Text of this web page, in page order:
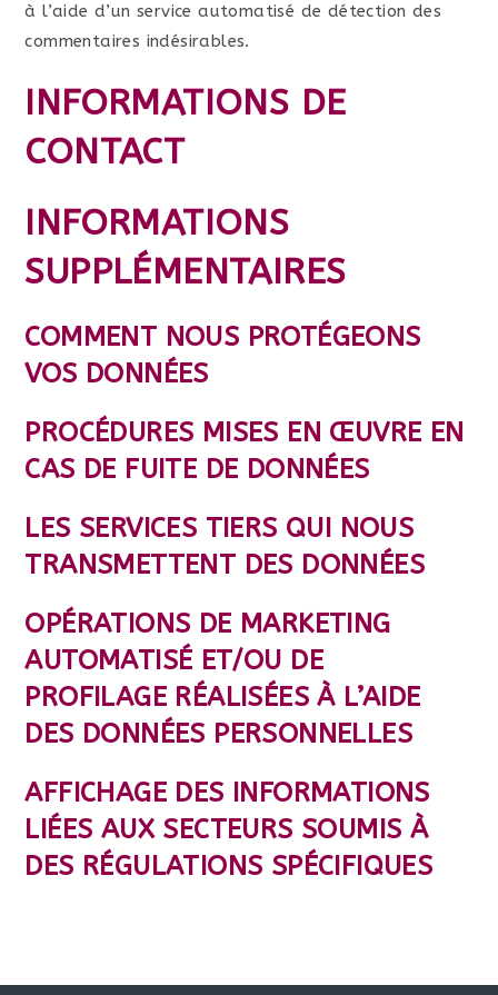
à l’aide d’un service automatisé de détection des
commentaires indésirables.
INFORMATIONS DE
CONTACT
INFORMATIONS
SUPPLÉMENTAIRES
COMMENT NOUS PROTÉGEONS
VOS DONNÉES
PROCÉDURES MISES EN ŒUVRE EN
CAS DE FUITE DE DONNÉES
LES SERVICES TIERS QUI NOUS
TRANSMETTENT DES DONNÉES
OPÉRATIONS DE MARKETING
AUTOMATISÉ ET/OU DE
PROFILAGE RÉALISÉES À L’AIDE
DES DONNÉES PERSONNELLES
AFFICHAGE DES INFORMATIONS
LIÉES AUX SECTEURS SOUMIS À
DES RÉGULATIONS SPÉCIFIQUES